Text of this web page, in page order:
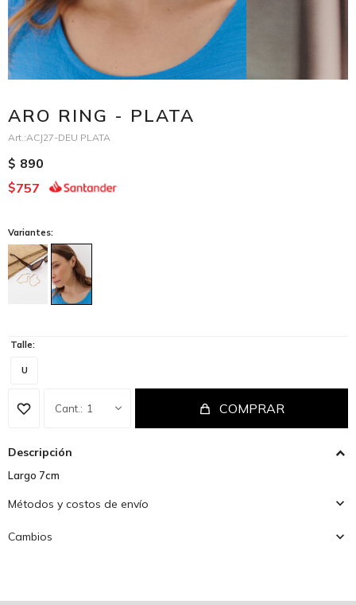
ARO RING - PLATA
ACJ27-DEU PLATA
$ 890
$757
Variantes:
Talle:
U
1 COMPRAR
Descripción
Largo 7cm
Métodos y costos de envío
Cambios